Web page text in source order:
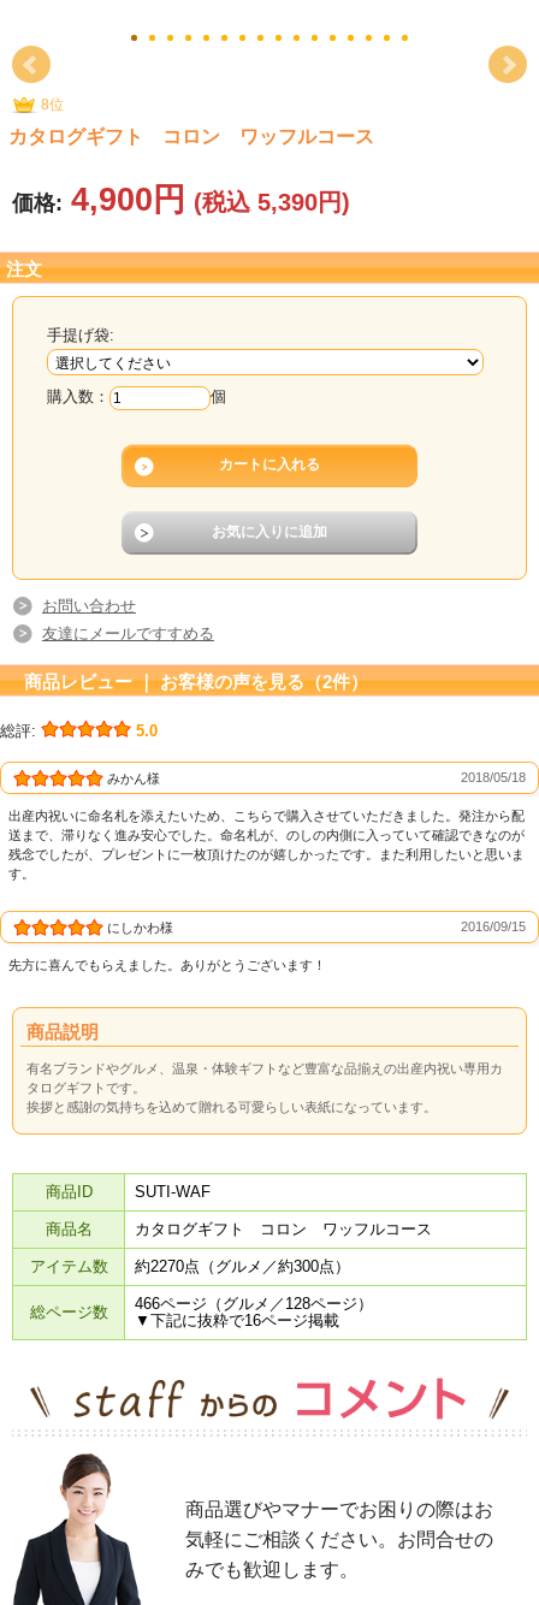
8位
カタログギフト コロン ワッフルコース
価格: 4,900円 (税込 5,390円)
注文
手提げ袋:
購入数： 個
お問い合わせ
友達にメールですすめる
商品レビュー ｜ お客様の声を見る（2件）
総評: 5.0
みかん様 2018/05/18
出産内祝いに命名札を添えたいため、こちらで購入させていただきました。発注から配
送まで、滞りなく進み安心でした。命名札が、のしの内側に入っていて確認できなのが
残念でしたが、プレゼントに一枚頂けたのが嬉しかったです。また利用したいと思いま
す。
にしかわ様 2016/09/15
先方に喜んでもらえました。ありがとうございます！
商品説明
有名ブランドやグルメ、温泉・体験ギフトなど豊富な品揃えの出産内祝い専用カ
タログギフトです。
挨拶と感謝の気持ちを込めて贈れる可愛らしい表紙になっています。
商品ID SUTI-WAF
商品名 カタログギフト コロン ワッフルコース
アイテム数 約2270点（グルメ／約300点）
総ページ数
466ページ（グルメ／128ページ）
▼下記に抜粋で16ページ掲載
商品選びやマナーでお困りの際はお
気軽にご相談ください。お問合せの
みでも歓迎します。